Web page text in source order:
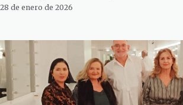
28 de enero de 2026